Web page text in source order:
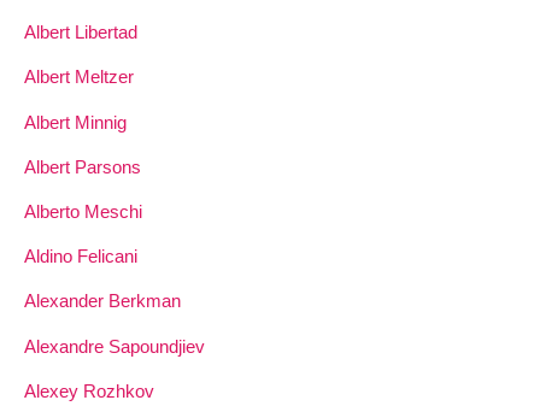
Albert Libertad
Albert Meltzer
Albert Minnig
Albert Parsons
Alberto Meschi
Aldino Felicani
Alexander Berkman
Alexandre Sapoundjiev
Alexey Rozhkov